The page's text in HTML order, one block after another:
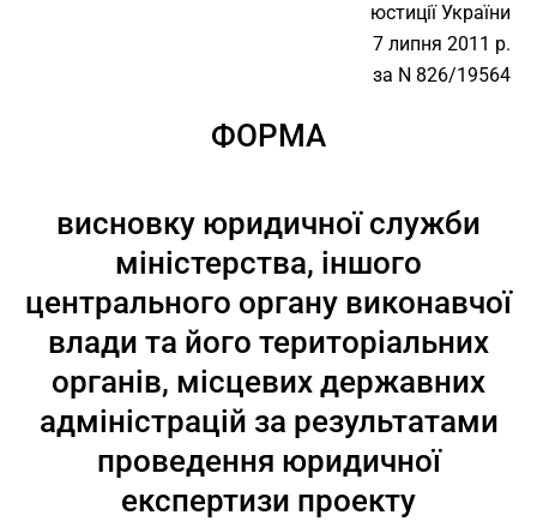
юстиції України
7 липня 2011 р.
за N 826/19564
ФОРМА
висновку юридичної служби
міністерства, іншого
центрального органу виконавчої
влади та його територіальних
органів, місцевих державних
адміністрацій за результатами
проведення юридичної
експертизи проекту